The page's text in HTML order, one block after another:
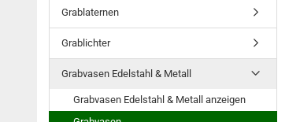
Grablaternen
Grablichter
Grabvasen Edelstahl & Metall
Grabvasen Edelstahl & Metall anzeigen